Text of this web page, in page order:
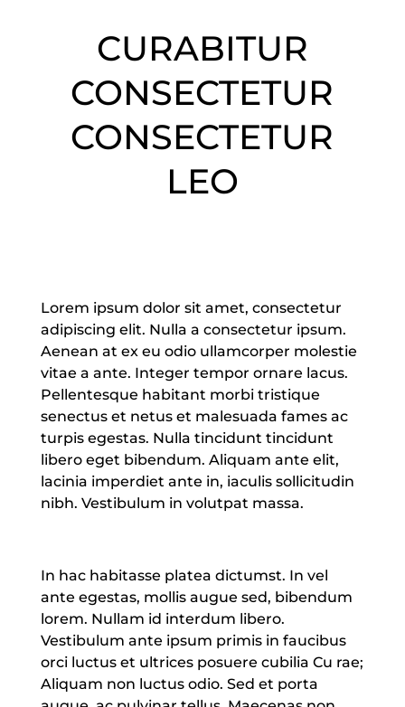
CURABITUR
CONSECTETUR
CONSECTETUR
LEO
Lorem ipsum dolor sit amet, consectetur
adipiscing elit. Nulla a consectetur ipsum.
Aenean at ex eu odio ullamcorper molestie
vitae a ante. Integer tempor ornare lacus.
Pellentesque habitant morbi tristique
senectus et netus et malesuada fames ac
turpis egestas. Nulla tincidunt tincidunt
libero eget bibendum. Aliquam ante elit,
lacinia imperdiet ante in, iaculis sollicitudin
nibh. Vestibulum in volutpat massa.
In hac habitasse platea dictumst. In vel
ante egestas, mollis augue sed, bibendum
lorem. Nullam id interdum libero.
Vestibulum ante ipsum primis in faucibus
orci luctus et ultrices posuere cubilia Cu rae;
Aliquam non luctus odio. Sed et porta